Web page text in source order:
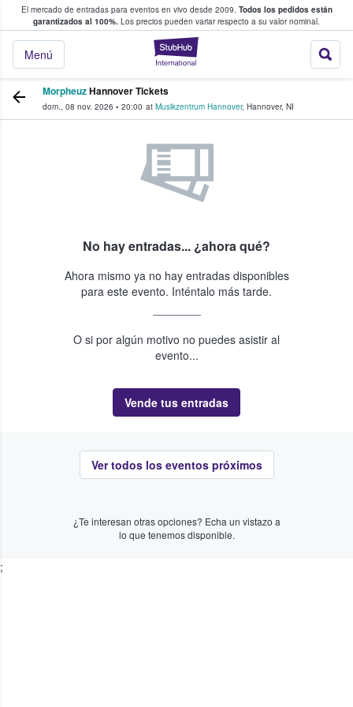
El mercado de entradas para eventos en vivo desde 2009. Todos los pedidos están
garantizados al 100%. Los precios pueden variar respecto a su valor nominal.
StubHub:
Menú
y venta de entradas entre fans
MorpheuzHannover Tickets
dom., 08 nov. 2026 • 20:00 at Musikzentrum Hannover, Hannover, NI
No hay entradas... ¿ahora qué?
Ahora mismo ya no hay entradas disponibles
para este evento. Inténtalo más tarde.
O si por algún motivo no puedes asistir al
evento...
Vende tus entradas
Ver todos los eventos próximos
¿Te interesan otras opciones? Echa un vistazo a
lo que tenemos disponible.
;